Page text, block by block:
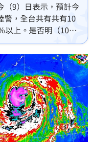
（9）日表示，預計今
警，全台共有共有10
以上。是否明（10
了答案。